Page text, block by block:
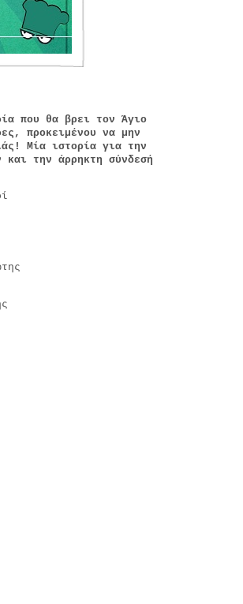
που θα βρει τον Άγιο
προκειμένου να μην
Μία ιστορία για την
την άρρηκτη σύνδεσή